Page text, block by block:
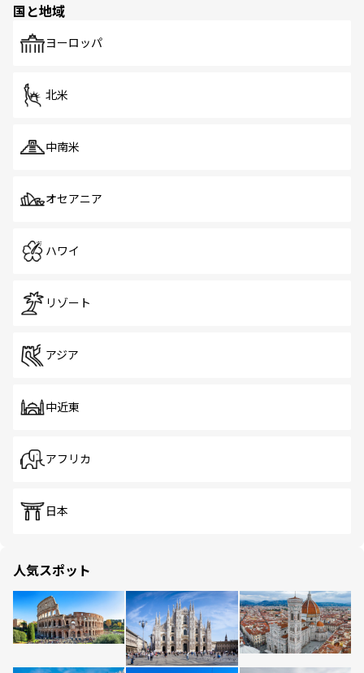
で、ホーカーズは地元の風情を楽しめる外せないスポット
国と地域
ヨーロッパ
北米
中南米
オセアニア
ハワイ
リゾート
アジア
中近東
アフリカ
日本
人気スポット